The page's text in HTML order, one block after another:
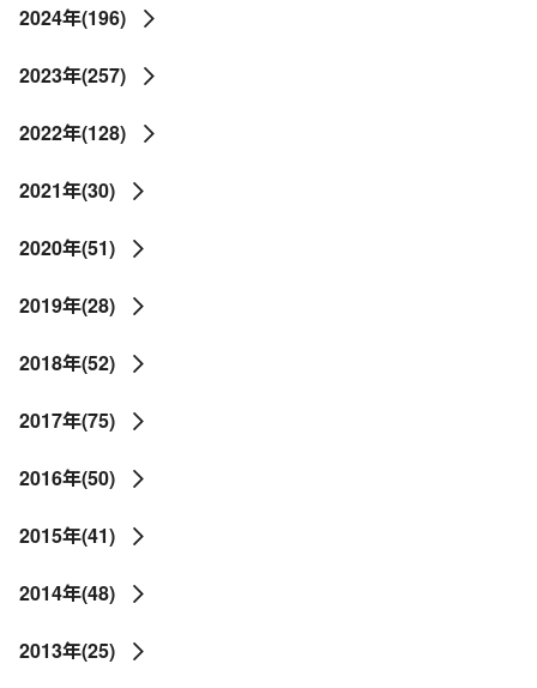
2024年(196)
2023年(257)
2022年(128)
2021年(30)
2020年(51)
2019年(28)
2018年(52)
2017年(75)
2016年(50)
2015年(41)
2014年(48)
2013年(25)